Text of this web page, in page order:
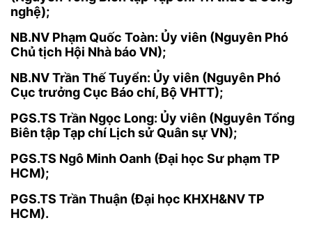
nghệ);
NB.NV Phạm Quốc Toàn: Ủy viên (Nguyên Phó
Chủ tịch Hội Nhà báo VN);
NB.NV Trần Thế Tuyển: Ủy viên (Nguyên Phó
Cục trưởng Cục Báo chí, Bộ VHTT);
PGS.TS Trần Ngọc Long: Ủy viên (Nguyên Tổng
Biên tập Tạp chí Lịch sử Quân sự VN);
PGS.TS Ngô Minh Oanh (Đại học Sư phạm TP
HCM);
PGS.TS Trần Thuận (Đại học KHXH&NV TP
HCM).